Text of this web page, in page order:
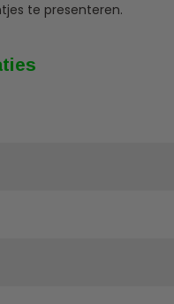
te presenteren.